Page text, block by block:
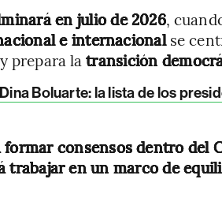
en julio de 2026,
e internacionalse
prepara latransición
Boluarte: la lista de los
formar consensos dentro del
trabajar en un marco de